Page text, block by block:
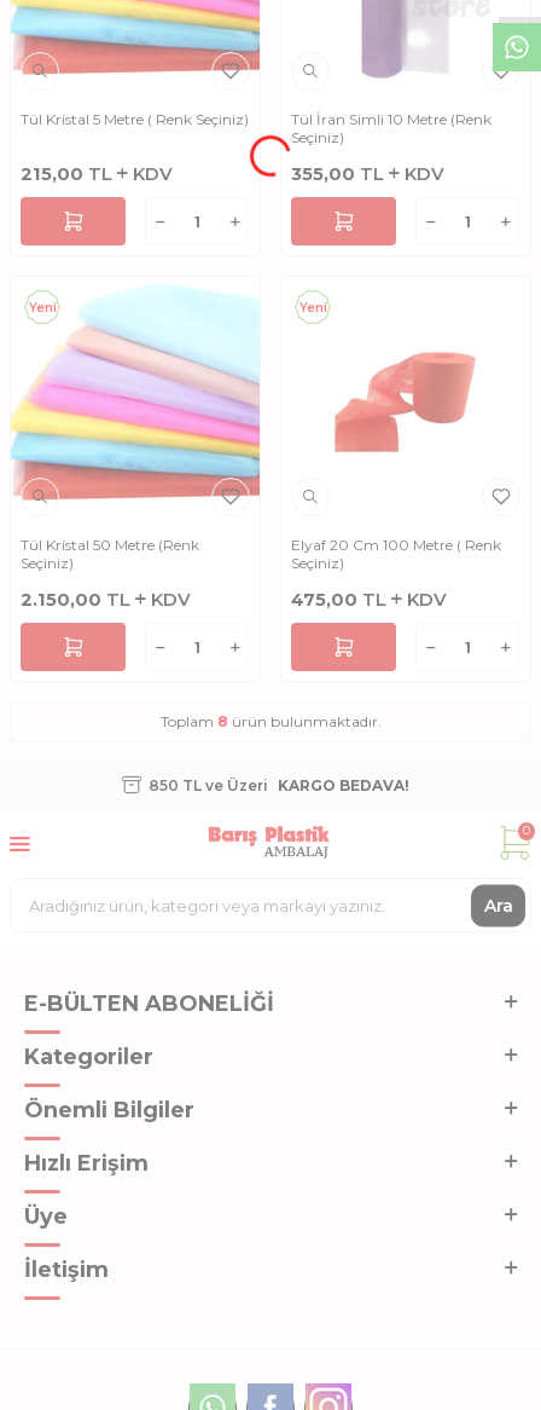
Tül Kristal 5 Metre ( Renk Seçiniz)
215,00 TL KDV
Tül İran Simli 10 Metre (Renk
Seçiniz)
355,00 TL KDV
Yeni
Tül Kristal 50 Metre (Renk
Seçiniz)
2.150,00 TL KDV
Yeni
Elyaf 20 Cm 100 Metre ( Renk
Seçiniz)
475,00 TL KDV
Toplam 8 ürün bulunmaktadır.
850 TL ve Üzeri KARGO BEDAVA!
Ara
0
E-BÜLTEN ABONELİĞİ
Kategoriler
Önemli Bilgiler
Hızlı Erişim
Üye
İletişim